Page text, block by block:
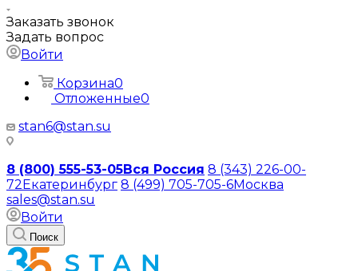
Заказать звонок
Задать вопрос
Войти
Корзина0
Отложенные0
stan6@stan.su
8 (800) 555-53-05Вся Россия 8 (343) 226-00-
72Екатеринбург 8 (499) 705-705-6Москва
sales@stan.su
Войти
Поиск